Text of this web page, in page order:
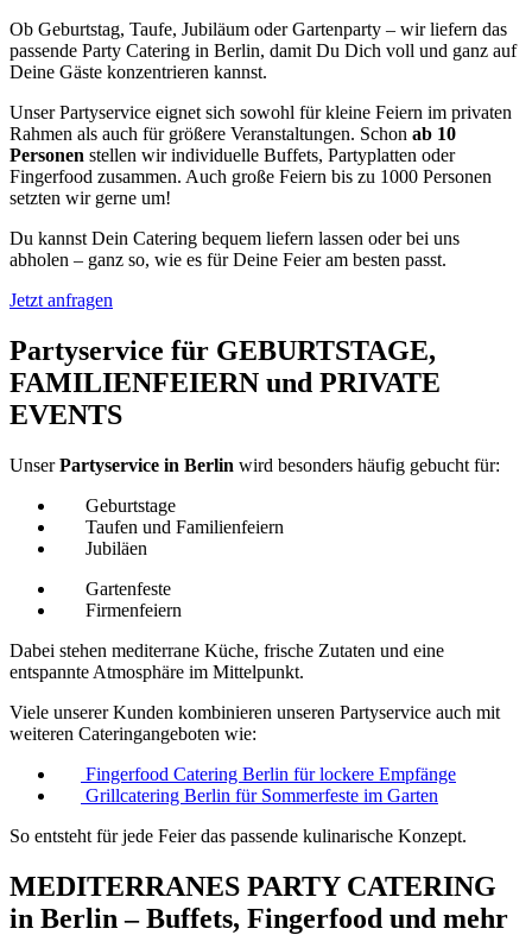
Ob Geburtstag, Taufe, Jubiläum oder Gartenparty – wir liefern das
passende Party Catering in Berlin, damit Du Dich voll und ganz auf
Deine Gäste konzentrieren kannst.
Unser Partyservice eignet sich sowohl für kleine Feiern im privaten
Rahmen als auch für größere Veranstaltungen. Schon ab 10
Personen stellen wir individuelle Buffets, Partyplatten oder
Fingerfood zusammen. Auch große Feiern bis zu 1000 Personen
setzten wir gerne um!
Du kannst Dein Catering bequem liefern lassen oder bei uns
abholen – ganz so, wie es für Deine Feier am besten passt.
Jetzt anfragen
Partyservice für GEBURTSTAGE,
FAMILIENFEIERN und PRIVATE
EVENTS
UnserPartyservice in Berlin wird besonders häufig gebucht für:
Geburtstage
Taufen und Familienfeiern
Jubiläen
Gartenfeste
Firmenfeiern
Dabei stehen mediterrane Küche, frische Zutaten und eine
entspannte Atmosphäre im Mittelpunkt.
Viele unserer Kunden kombinieren unseren Partyservice auch mit
weiteren Cateringangeboten wie:
Fingerfood Catering Berlin für lockere Empfänge
Grillcatering Berlin für Sommerfeste im Garten
So entsteht für jede Feier das passende kulinarische Konzept.
MEDITERRANES PARTY CATERING
in Berlin – Buffets, Fingerfood und mehr